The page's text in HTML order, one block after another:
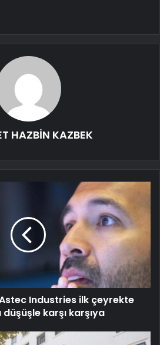
HAZBİN KAZBEK
Industries ilk çeyrekte
karşı karşıya